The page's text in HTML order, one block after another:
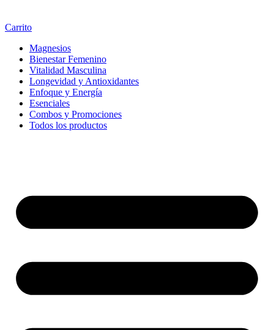
Carrito
Magnesios
Bienestar Femenino
Vitalidad Masculina
Longevidad y Antioxidantes
Enfoque y Energía
Esenciales
Combos y Promociones
Todos los productos